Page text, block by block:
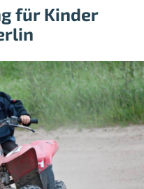
für Kinder